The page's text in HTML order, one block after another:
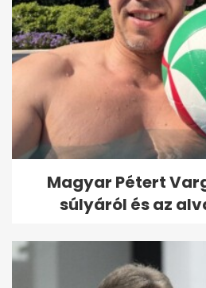
Magyar Pétert
súlyáról és az